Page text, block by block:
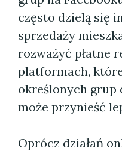
często dzielą się
sprzedaży
rozważyć płatne
platformach,
określonych grup
może przynieść
Oprócz działań